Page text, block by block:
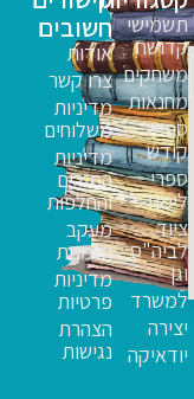
תשמישי
קדושה
משחקים
מחנאות
ספרי
קודש
ספרי
לימוד
ציוד
לביה"ס
וגן
למשרד
יצירה
יודאיקה
חשובים
אודות
צרו קשר
מדיניות
משלוחים
מדיניות
החזרים
והחלפות
מעקב
הזמנות
מדיניות
פרטיות
הצהרת
נגישות